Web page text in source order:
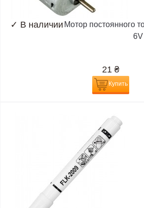
✓ В наличии Мотор постоянного
6V
21 ₴
Купить